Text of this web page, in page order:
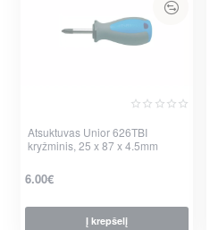
Atsuktuvas Unior 626TBI
kryžminis, 25 x 87 x 4.5mm
6.00€
Į krepšelį